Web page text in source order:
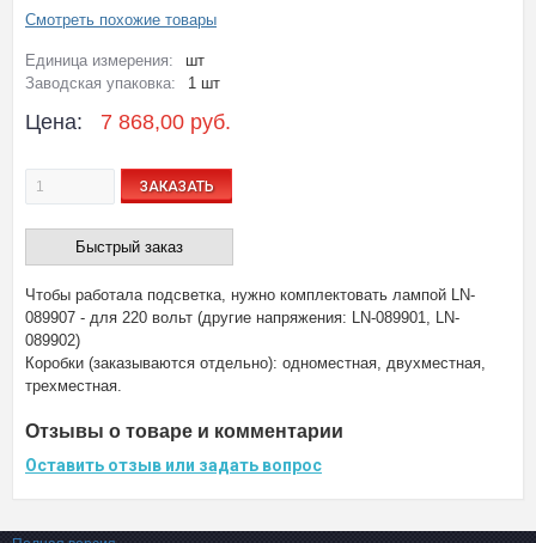
Смотреть похожие товары
Единица измерения:
шт
Заводская упаковка:
1 шт
Цена: 7 868,00 руб.
ЗАКАЗАТЬ
Быстрый заказ
Чтобы работала подсветка, нужно комплектовать лампой LN-
089907 - для 220 вольт (другие напряжения: LN-089901, LN-
089902)
Коробки (заказываются отдельно): одноместная, двухместная,
трехместная.
Отзывы о товаре и комментарии
Оставить отзыв или задать вопрос